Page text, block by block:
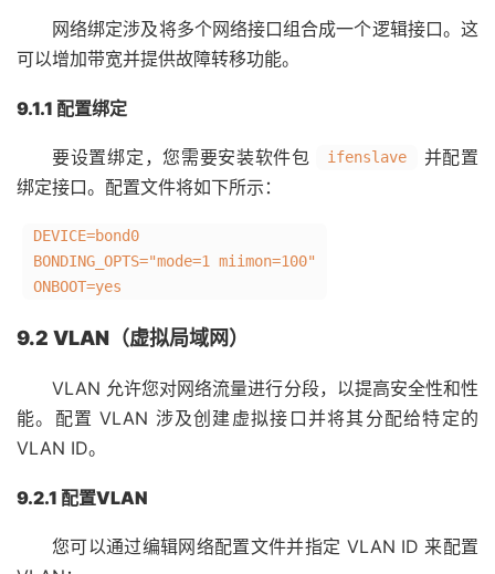
网络绑定涉及将多个网络接口组合成一个逻辑接口。这
可以增加带宽并提供故障转移功能。
9.1.1 配置绑定
要设置绑定，您需要安装软件包 ifenslave
并配置
绑定接口。配置文件将如下所示：
DEVICE=bond0
BONDING_OPTS="mode=1 miimon=100"
ONBOOT=yes
9.2 VLAN（虚拟局域网）
VLAN 允许您对网络流量进行分段，以提高安全性和性
能。配置 VLAN 涉及创建虚拟接口并将其分配给特定的
VLAN ID。
9.2.1 配置VLAN
您可以通过编辑网络配置文件并指定 VLAN ID 来配置